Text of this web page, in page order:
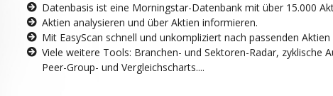
Datenbasis ist eine Morningstar-Datenbank mit über 15.000
Aktien analysieren und über Aktien informieren.
Mit EasyScan schnell und unkompliziert nach passenden Aktien
Viele weitere Tools: Branchen- und Sektoren-Radar, zyklische
Peer-Group- und Vergleichscharts....